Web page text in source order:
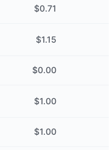
$0.71
$1.15
$0.00
$1.00
$1.00